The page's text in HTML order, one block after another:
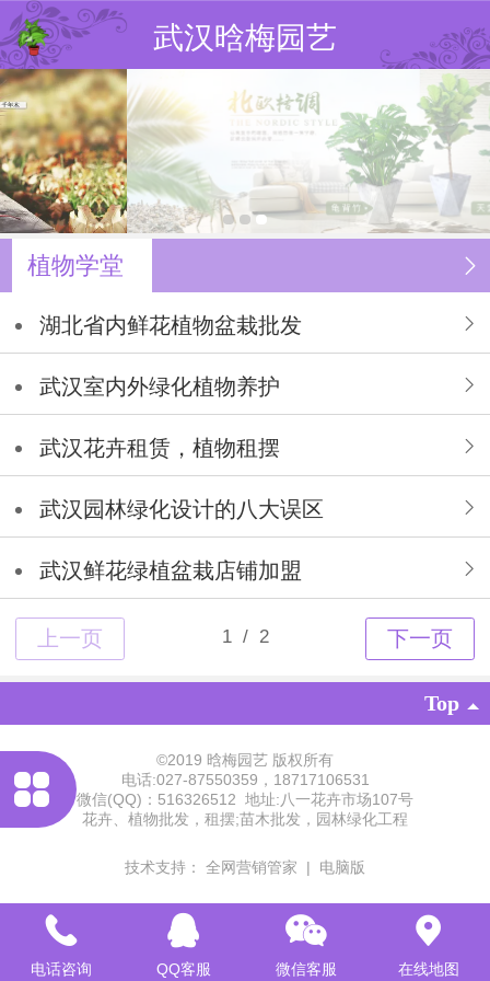
武汉晗梅园艺
植物学堂
湖北省内鲜花植物盆栽批发
武汉室内外绿化植物养护
武汉花卉租赁，植物租摆
武汉园林绿化设计的八大误区
武汉鲜花绿植盆栽店铺加盟
Top
©2019 晗梅园艺 版权所有
电话:027-87550359，18717106531
微信(QQ)：516326512 地址:八一花卉市场107号
花卉、植物批发，租摆;苗木批发，园林绿化工程
技术支持： 全网营销管家 | 电脑版
电话咨询 QQ客服 微信客服 在线地图